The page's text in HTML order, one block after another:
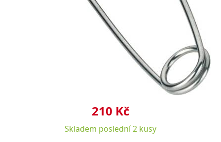
210 Kč
Skladem poslední 2 kusy